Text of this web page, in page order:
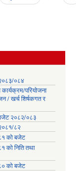
०८४
परियोजना
/ खर्च शिर्षकगत र
२०८२/०८३
८२
को बजेट
को निति तथा
को बजेट